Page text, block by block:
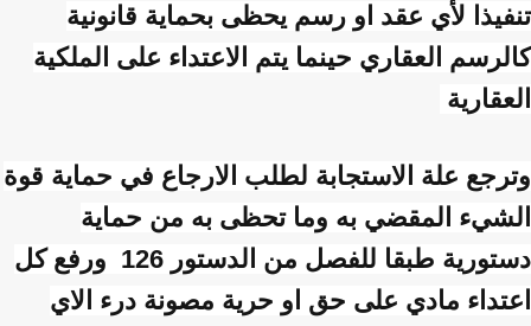
تنفيذا لأي عقد او رسم يحظى بحماية قانونية
كالرسم العقاري حينما يتم الاعتداء على الملكية
العقارية
وترجع علة الاستجابة لطلب الارجاع في حماية قوة
الشيء المقضي به وما تحظى به من حماية
دستورية طبقا للفصل من الدستور 126 ورفع كل
اعتداء مادي على حق او حرية مصونة درء الاي